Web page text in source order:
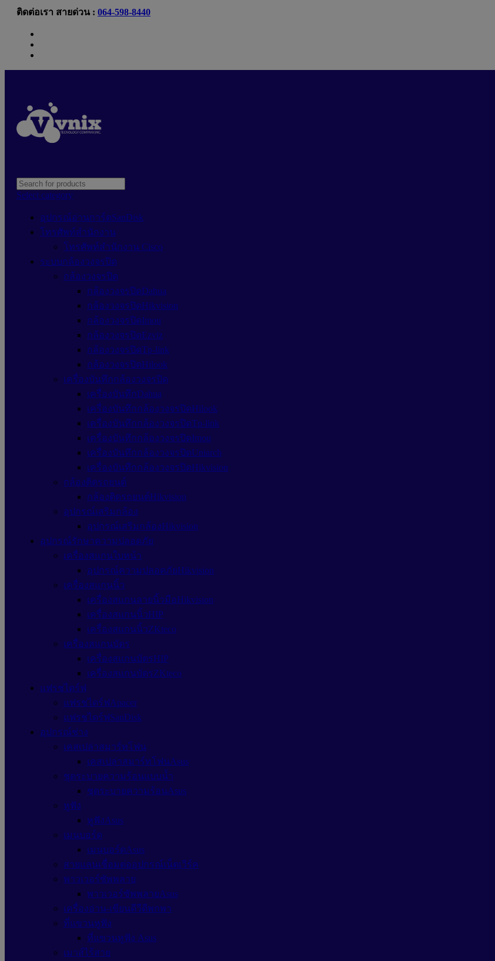
ติดต่อเรา สายด่วน : 064-598-8440
Select category
อุปกรณ์อ่านการ์ดSanDisk
โทรศัพท์สำนักงาน
โทรศัพท์สำนักงาน Cisco
ระบบกล้องวงจรปิด
กล้องวงจรปิด
กล้องวงจรปิดDahua
กล้องวงจรปิดHikvision
กล้องวงจรปิดImou
กล้องวงจรปิดEzviz
กล้องวงจรปิดTp-link
กล้องวงจรปิดHilook
เครื่องบันทึกกล้องวงจรปิด
เครื่องบันทึกDahua
เครื่องบันทึกกล้องวงจรปิดHilook
เครื่องบันทึกกล้องวงจรปิดTp-link
เครื่องบันทึกกล้องวงจรปิดImou
เครื่องบันทึกกล้องวงจรปิดUniarch
เครื่องบันทึกกล้องวงจรปิดHikvision
กล้องติดรถยนต์
กล้องติดรถยนต์Hikvision
อุปกรณ์เสริมกล้อง
อุปกรณ์เสริมกล้องHikvision
อุปกรณ์รักษาความปลอดภัย
เครื่องสแกนใบหน้า
อุปกรณ์ความปลอดภัยHikvision
เครื่องสแกนนิ้ว
เครื่องสแกนลายนิ้วมือHikvision
เครื่องสแกนนิ้วHIP
เครื่องสแกนนิ้วZKteco
เครื่องสแกนบัตร
เครื่องสแกนบัตรHIP
เครื่องสแกนบัตรZKteco
แฟรชไดร์ฟ
แฟรชไดร์ฟApacer
แฟรชไดร์ฟSanDisk
อุปกรณ์ช่าง
เคสเปล่าสมาร์ทโฟน
เคสเปล่าสมาร์ทโฟนAsus
ชุดระบายความร้อนแบบน้ำ
ชุดระบายความร้อนAsus
หูฟัง
หูฟังAsus
เมนบอร์ด
เมนบอร์ดAsus
สายแลนเชื่อมต่ออุปกรณ์เน็ตเวิร์ค
พาวเวอร์ซัพพลาย
พาวเวอร์ซัพพลายAsus
เครื่องอ่าน-เขียนดีวีดีพกพา
ที่แขวนหูฟัง
ที่แขวนหูฟัง Asus
เมาส์ไร้สาย